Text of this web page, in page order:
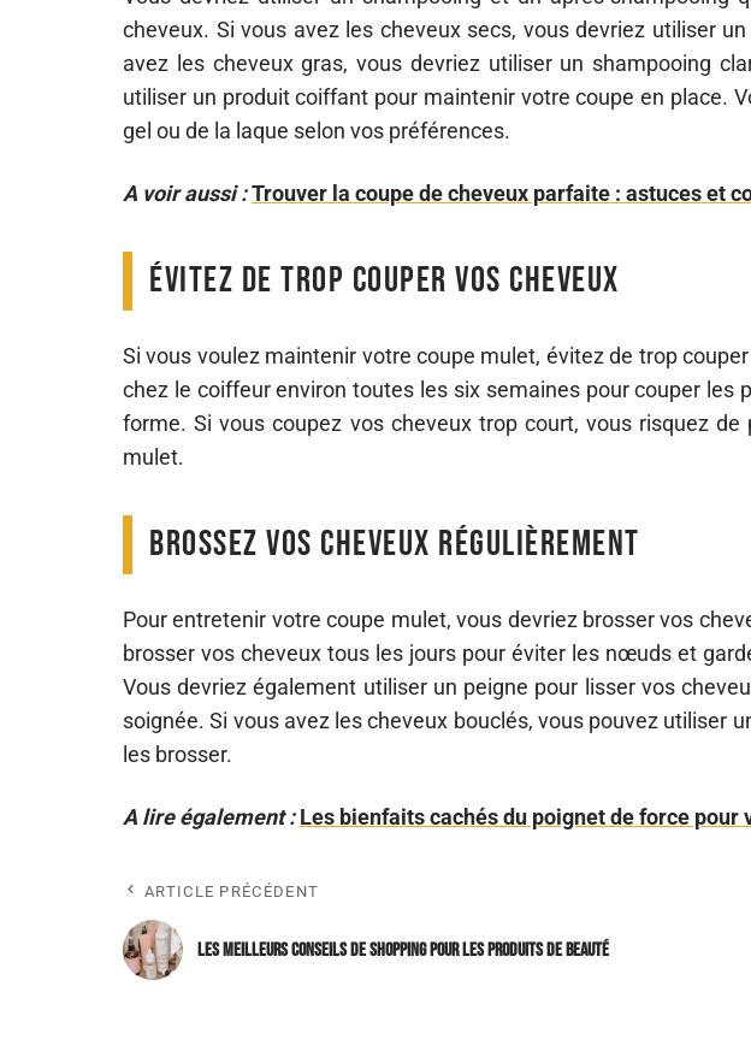
cheveux. Si vous avez les cheveux secs, vous devriez utiliser
avez les cheveux gras, vous devriez utiliser un shampooing
utiliser un produit coiffant pour maintenir votre coupe en place.
gel ou de la laque selon vos préférences.
A voir aussi :Trouver la coupe de cheveux parfaite : astuces et
Évitez de trop couper vos cheveux
Si vous voulez maintenir votre coupe mulet, évitez de trop
chez le coiffeur environ toutes les six semaines pour couper les
forme. Si vous coupez vos cheveux trop court, vous risquez
mulet.
Brossez vos cheveux régulièrement
Pour entretenir votre coupe mulet, vous devriez brosser vos
brosser vos cheveux tous les jours pour éviter les nœuds et
Vous devriez également utiliser un peigne pour lisser vos
soignée. Si vous avez les cheveux bouclés, vous pouvez utiliser
les brosser.
A lire également : Les bienfaits cachés du poignet de force pour
ARTICLE PRÉCÉDENT
Les meilleurs conseils de shopping pour les produits de beauté